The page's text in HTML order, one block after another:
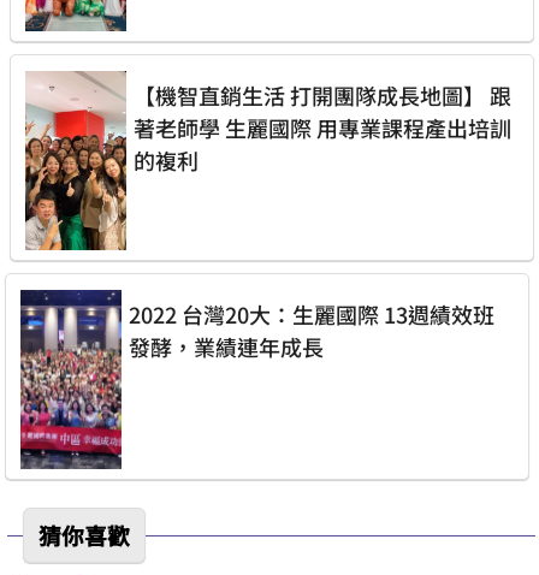
【機智直銷生活 打開團隊成長地圖】 跟
著老師學 生麗國際 用專業課程產出培訓
的複利
2022 台灣20大：生麗國際 13週績效班
發酵，業績連年成長
猜你喜歡